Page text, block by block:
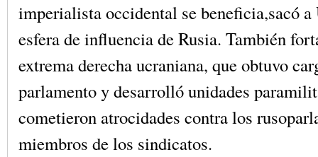
imperialista occidental se beneficia,sacó
esfera de influencia de Rusia. También
extrema derecha ucraniana, que obtuvo
parlamento y desarrolló unidades
cometieron atrocidades contra los
miembros de los sindicatos.